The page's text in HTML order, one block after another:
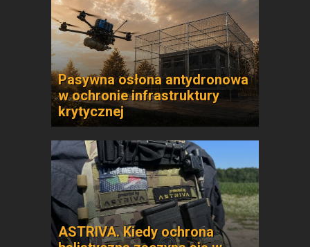
Pasywna osłona antydronowa
w ochronie infrastruktury
krytycznej
ASTRIVA. Kiedy ochrona